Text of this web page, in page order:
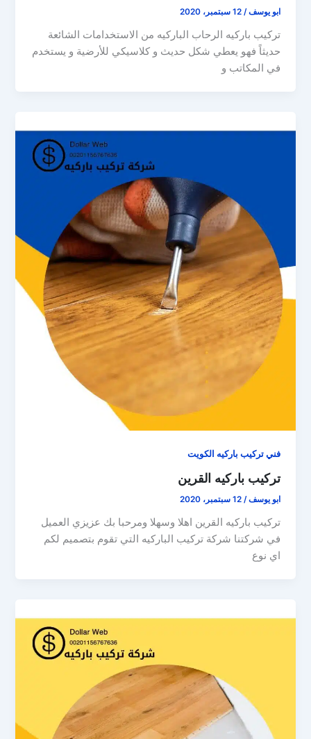
ابو يوسف/12 سبتمبر، 2020
تركيب باركيه الرحاب الباركيه من الاستخدامات الشائعة
حديثاً فهو يعطي شكل حديث و كلاسيكي للأرضية و يستخدم
في المكاتب و
فني تركيب باركيه الكويت
تركيب باركيه القرين
ابو يوسف/12 سبتمبر، 2020
تركيب باركيه القرين اهلا وسهلا ومرحبا بك عزيزي العميل
في شركتنا شركة تركيب الباركيه التي تقوم بتصميم لكم
اي نوع